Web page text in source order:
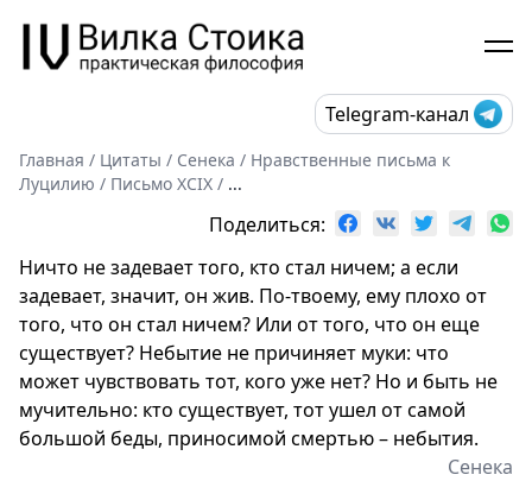
Telegram-канал
Главная / Цитаты / Сенека / Нравственные письма к
Луцилию / Письмо XCIX / ...
Поделиться:
Ничто не задевает того, кто стал ничем; а если
задевает, значит, он жив. По-твоему, ему плохо от
того, что он стал ничем? Или от того, что он еще
существует? Небытие не причиняет муки: что
может чувствовать тот, кого уже нет? Но и быть не
мучительно: кто существует, тот ушел от самой
большой беды, приносимой смертью – небытия.
Сенека